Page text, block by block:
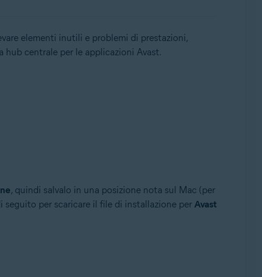
elementi inutili e problemi di prestazioni,
hub centrale per le applicazioni Avast.
, quindi salvalo in una posizione nota sul Mac (per
seguito per scaricare il file di installazione per Avast